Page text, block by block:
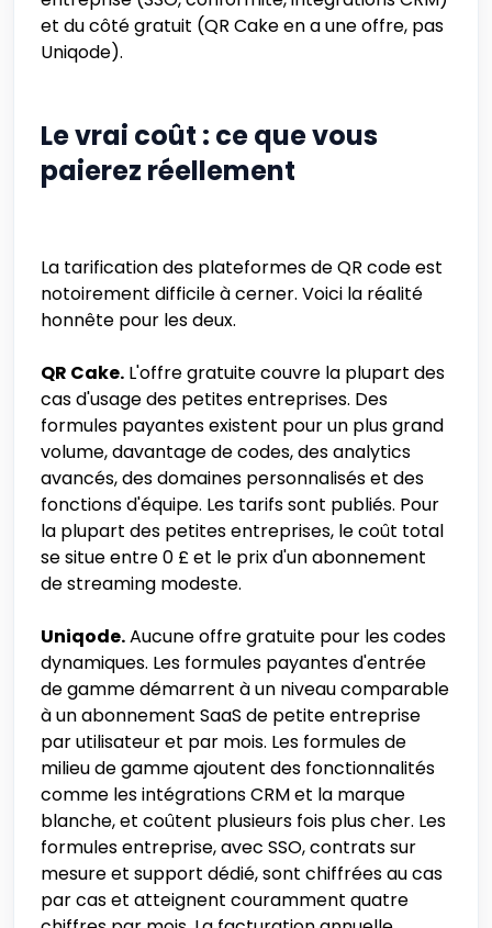
et du côté gratuit (QR Cake en a une offre, pas
Uniqode).
Le vrai coût : ce que vous
paierez réellement
La tarification des plateformes de QR code est
notoirement difficile à cerner. Voici la réalité
honnête pour les deux.
QR Cake. L'offre gratuite couvre la plupart des
cas d'usage des petites entreprises. Des
formules payantes existent pour un plus grand
volume, davantage de codes, des analytics
avancés, des domaines personnalisés et des
fonctions d'équipe. Les tarifs sont publiés. Pour
la plupart des petites entreprises, le coût total
se situe entre 0 £ et le prix d'un abonnement
de streaming modeste.
Uniqode.Aucune offre gratuite pour les codes
dynamiques. Les formules payantes d'entrée
de gamme démarrent à un niveau comparable
à un abonnement SaaS de petite entreprise
par utilisateur et par mois. Les formules de
milieu de gamme ajoutent des fonctionnalités
comme les intégrations CRM et la marque
blanche, et coûtent plusieurs fois plus cher. Les
formules entreprise, avec SSO, contrats sur
mesure et support dédié, sont chiffrées au cas
par cas et atteignent couramment quatre